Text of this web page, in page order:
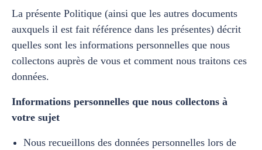
La présente Politique (ainsi que les autres documents
auxquels il est fait référence dans les présentes) décrit
quelles sont les informations personnelles que nous
collectons auprès de vous et comment nous traitons ces
données.
Informations personnelles que nous collectons à
votre sujet
Nous recueillons des données personnelles lors de